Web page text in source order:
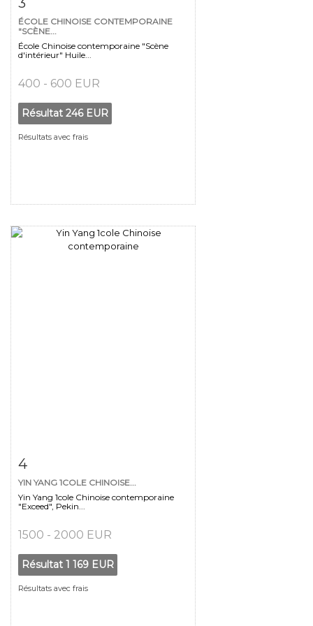
ÉCOLE CHINOISE CONTEMPORAINE
"SCÈNE...
École Chinoise contemporaine "Scène
d'intérieur" Huile...
400 - 600 EUR
Résultat 246 EUR
Résultats avec frais
4
YIN YANG 1COLE CHINOISE...
Yin Yang 1cole Chinoise contemporaine
"Exceed", Pekin...
1500 - 2000 EUR
Résultat 1 169 EUR
Résultats avec frais